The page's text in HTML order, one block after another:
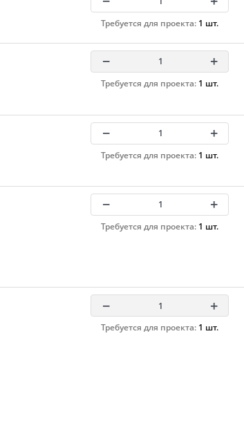
Требуется для проекта: 1 шт.
− +
Требуется для проекта: 1 шт.
− +
Требуется для проекта: 1 шт.
− +
Требуется для проекта: 1 шт.
− +
Требуется для проекта: 1 шт.